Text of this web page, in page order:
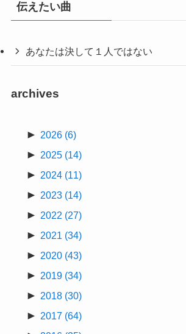
伝えたい曲
あなたは決して１人ではない
archives
► 2026 (6)
► 2025 (14)
► 2024 (11)
► 2023 (14)
► 2022 (27)
► 2021 (34)
► 2020 (43)
► 2019 (34)
► 2018 (30)
► 2017 (64)